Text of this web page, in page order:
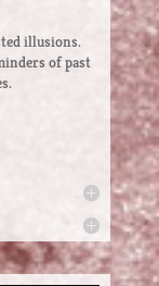
illusions.
of past